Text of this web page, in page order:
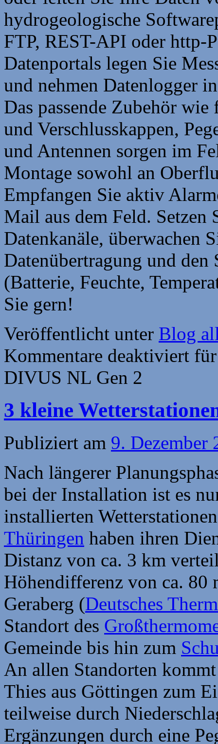
hydrogeologische
FTP, REST-API oder http-
Datenportals legen Sie
und nehmen Datenlogger
Das passende Zubehör
und Verschlusskappen,
und Antennen sorgen im
Montage sowohl an
Empfangen Sie aktiv
Mail aus dem Feld.
Datenkanäle, überwachen
Datenübertragung und den
(Batterie, Feuchte,
Sie gern!
Veröffentlicht unter Blog
Kommentare deaktiviert
DIVUS NL Gen 2
3 kleine
Publiziert am 9. Dezember
Nach längerer
bei der Installation ist es
installierten
Thüringen haben ihren
Distanz von ca. 3 km
Höhendifferenz von ca. 80
Geraberg (Deutsches
Standort des
Gemeinde bis hin zum
An allen Standorten
Thies aus Göttingen zum
teilweise durch
Ergänzungen durch eine